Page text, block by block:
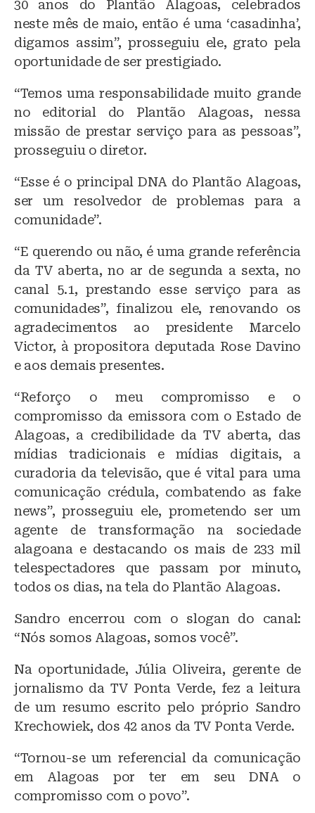
30 anos do Plantão Alagoas, celebrados
neste mês de maio, então é uma ‘casadinha’,
digamos assim”, prosseguiu ele, grato pela
oportunidade de ser prestigiado.
“Temos uma responsabilidade muito grande
no editorial do Plantão Alagoas, nessa
missão de prestar serviço para as pessoas”,
prosseguiu o diretor.
“Esse é o principal DNA do Plantão Alagoas,
ser um resolvedor de problemas para a
comunidade”.
“E querendo ou não, é uma grande referência
da TV aberta, no ar de segunda a sexta, no
canal 5.1, prestando esse serviço para as
comunidades”, finalizou ele, renovando os
agradecimentos ao presidente Marcelo
Victor, à propositora deputada Rose Davino
e aos demais presentes.
“Reforço o meu compromisso e o
compromisso da emissora com o Estado de
Alagoas, a credibilidade da TV aberta, das
mídias tradicionais e mídias digitais, a
curadoria da televisão, que é vital para uma
comunicação crédula, combatendo as fake
news”, prosseguiu ele, prometendo ser um
agente de transformação na sociedade
alagoana e destacando os mais de 233 mil
telespectadores que passam por minuto,
todos os dias, na tela do Plantão Alagoas.
Sandro encerrou com o slogan do canal:
“Nós somos Alagoas, somos você”.
Na oportunidade, Júlia Oliveira, gerente de
jornalismo da TV Ponta Verde, fez a leitura
de um resumo escrito pelo próprio Sandro
Krechowiek, dos 42 anos da TV Ponta Verde.
“Tornou-se um referencial da comunicação
em Alagoas por ter em seu DNA o
compromisso com o povo”.